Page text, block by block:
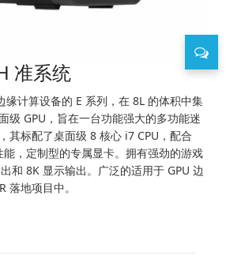
准系统
缘计算设备的 E 系列，在 8L 的体积中集
级 GPU，旨在一台功能强大的多功能迷
其标配了桌面级 8 核心 i7 CPU，配合
能，定制型的专属显卡。拥有强劲的游戏
和 8K 显示输出。广泛的适用于 GPU 边
落地项目中。